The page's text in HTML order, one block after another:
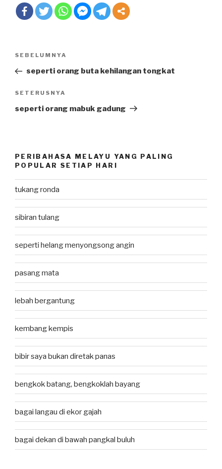
Post
Previous
Post
SEBELUMNYA
seperti orang buta kehilangan tongkat
Next
Post
SETERUSNYA
seperti orang mabuk gadung
PERIBAHASA MELAYU YANG PALING
POPULAR SETIAP HARI
tukang ronda
sibiran tulang
seperti helang menyongsong angin
pasang mata
lebah bergantung
kembang kempis
bibir saya bukan diretak panas
bengkok batang, bengkoklah bayang
bagai langau di ekor gajah
bagai dekan di bawah pangkal buluh